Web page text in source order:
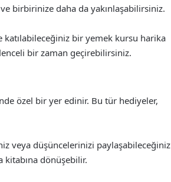
birbirinize daha da yakınlaşabilirsiniz.
katılabileceğiniz bir yemek kursu harika
bir zaman geçirebilirsiniz.
özel bir yer edinir. Bu tür hediyeler,
veya düşüncelerinizi paylaşabileceğiniz
dönüşebilir.